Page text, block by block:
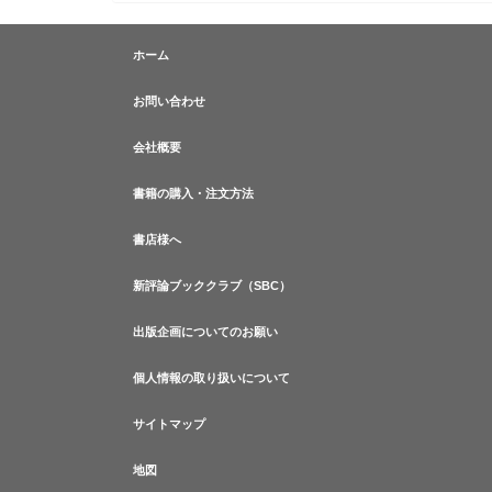
ホーム
お問い合わせ
会社概要
書籍の購入・注文方法
書店様へ
新評論ブッククラブ（SBC）
出版企画についてのお願い
個人情報の取り扱いについて
サイトマップ
地図